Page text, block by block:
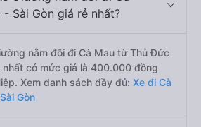
Sài Gòn giá rẻ nhất?
nằm đôi đi Cà Mau từ Thủ Đức
nhất có mức giá là 400.000 đồng
Xem danh sách đầy đủ: Xe đi Cà
Gòn